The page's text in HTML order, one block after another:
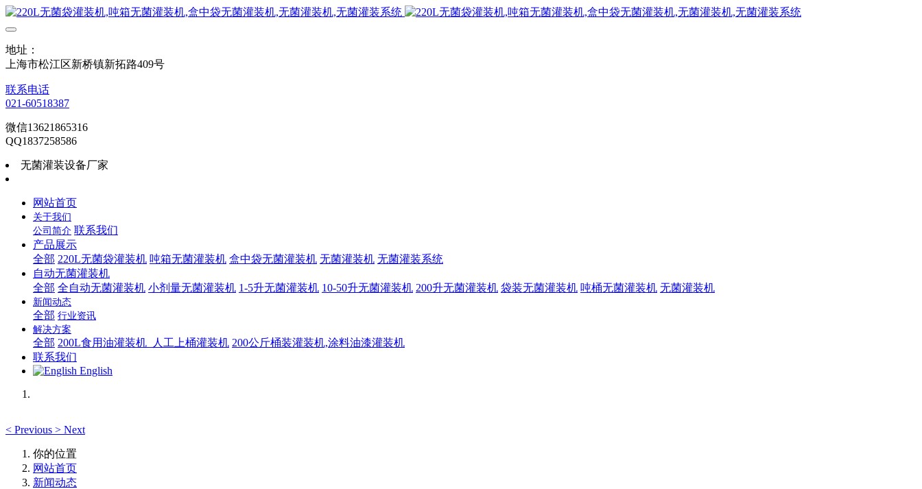
地址：
上海市松江区新桥镇新拓路409号
联系电话
021-60518387
微信13621865316
QQ1837258586
无菌灌装设备厂家
网站首页
关于我们
公司简介 联系我们
产品展示
全部 220L无菌袋灌装机 吨箱无菌灌装机 盒中袋无菌灌装机 无菌灌装机 无菌灌装系统
自动无菌灌装机
全部 全自动无菌灌装机 小剂量无菌灌装机 1-5升无菌灌装机 10-50升无菌灌装机 200升无菌灌装机 袋装无菌灌装机 吨桶无菌灌装机 无菌灌装机
新闻动态
全部 行业资讯
解决方案
全部 200L食用油灌装机_人工上桶灌装机 200公斤桶装灌装机,涂料油漆灌装机
联系我们
English
< Previous > Next
你的位置
网站首页
新闻动态